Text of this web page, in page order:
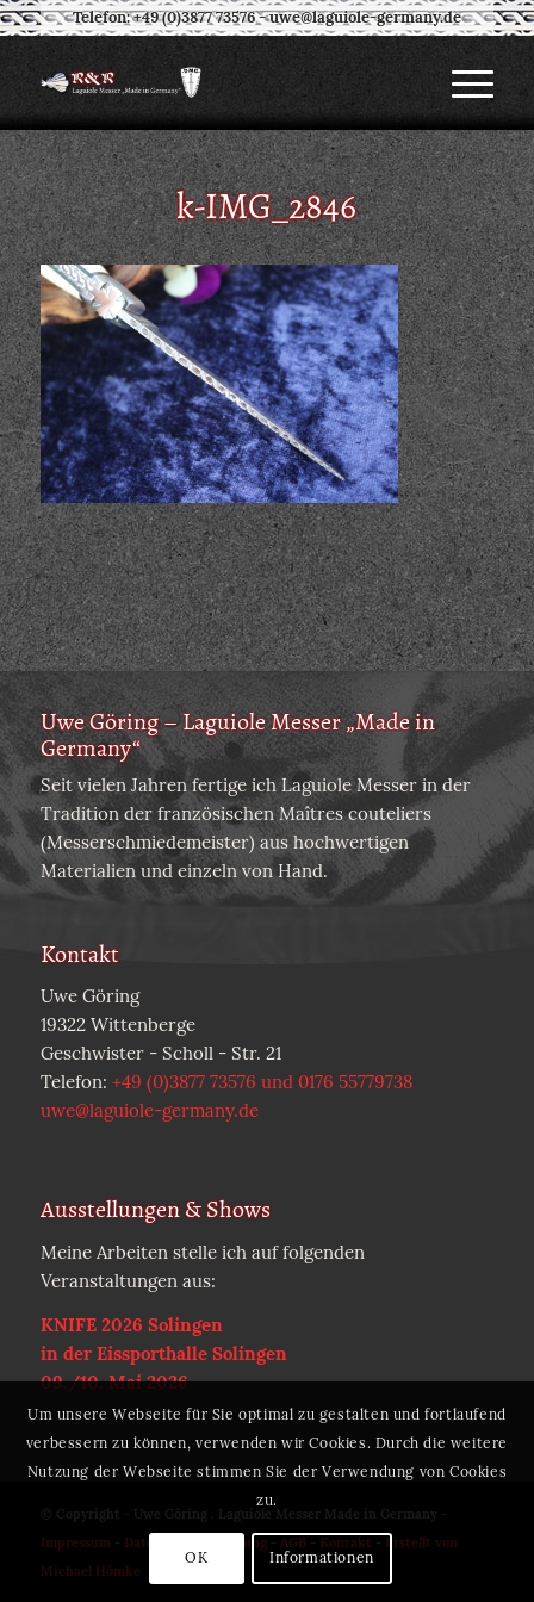
Telefon: +49 (0)3877 73576-uwe@laguiole-germany.de
k-IMG_2846
Uwe Göring – Laguiole Messer „Made in
Germany“
Seit vielen Jahren fertige ich Laguiole Messer in der
Tradition der französischen Maîtres couteliers
(Messerschmiedemeister) aus hochwertigen
Materialien und einzeln von Hand.
Kontakt
Uwe Göring
19322 Wittenberge
Geschwister - Scholl - Str. 21
Telefon: +49 (0)3877 73576 und 0176 55779738
uwe@laguiole-germany.de
Ausstellungen & Shows
Meine Arbeiten stelle ich auf folgenden
Veranstaltungen aus:
KNIFE 2026 Solingen
in der Eissporthalle Solingen
09./10. Mai 2026
© Copyright - Uwe Göring . Laguiole Messer Made in Germany -
Impressum- Datenschutzerklärung- AGB- Kontakt
Erstellt von
Michael Hömke
Um unsere Webseite für Sie optimal zu gestalten und fortlaufend
verbessern zu können, verwenden wir Cookies. Durch die weitere
Nutzung der Webseite stimmen Sie der Verwendung von Cookies
zu.
OK Informationen